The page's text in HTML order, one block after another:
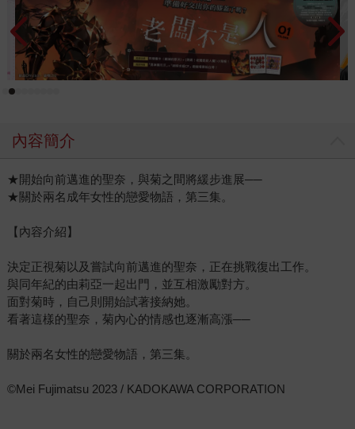
內容簡介
★開始向前邁進的聖奈，與菊之間將緩步進展──
★關於兩名成年女性的戀愛物語，第三集。
【內容介紹】
決定正視菊以及嘗試向前邁進的聖奈，正在挑戰復出工作。
與同年紀的由莉亞一起出門，並互相激勵對方。
面對菊時，自己則開始試著接納她。
看著這樣的聖奈，菊內心的情感也逐漸高漲──
關於兩名女性的戀愛物語，第三集。
©Mei Fujimatsu 2023 / KADOKAWA CORPORATION